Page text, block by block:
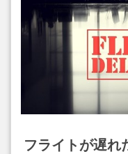
フライトが遅れ